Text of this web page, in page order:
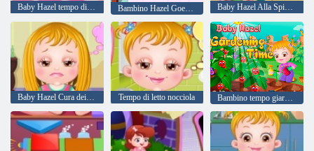
Baby Hazel tempo di spazzolamento Bambino Hazel Goes Malato Baby Hazel Alla Spiaggia
Baby Hazel Cura dei capelli Tempo di letto nocciola Bambino tempo giardinaggio nocciola